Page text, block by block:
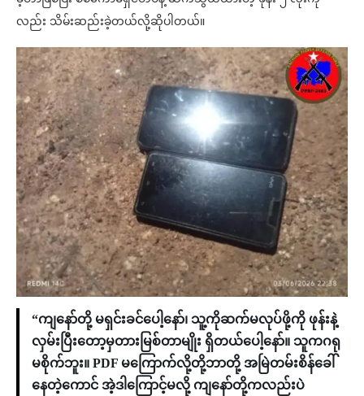
လည်း သိမ်းဆည်းခဲ့တယ်လို့ဆိုပါတယ်။
“ကျနော်တို့ မရှင်းခင်ပေါ့နော်၊ သူ့ကိုဆက်မလုပ်ဖို့ကို ဖုန်းနဲ့
လှမ်းပြီးတော့မှတားမြစ်တာမျိုး ရှိတယ်ပေါ့နော်။ သူကဂရု
မစိုက်ဘူး။ PDF မကြောက်လို့တို့ဘာတို့ အမြဲတမ်းစိန်ခေါ်
နေတဲ့ကောင် အဲ့ဒါကြောင့်မလို့ ကျနော်တို့ကလည်းပဲ